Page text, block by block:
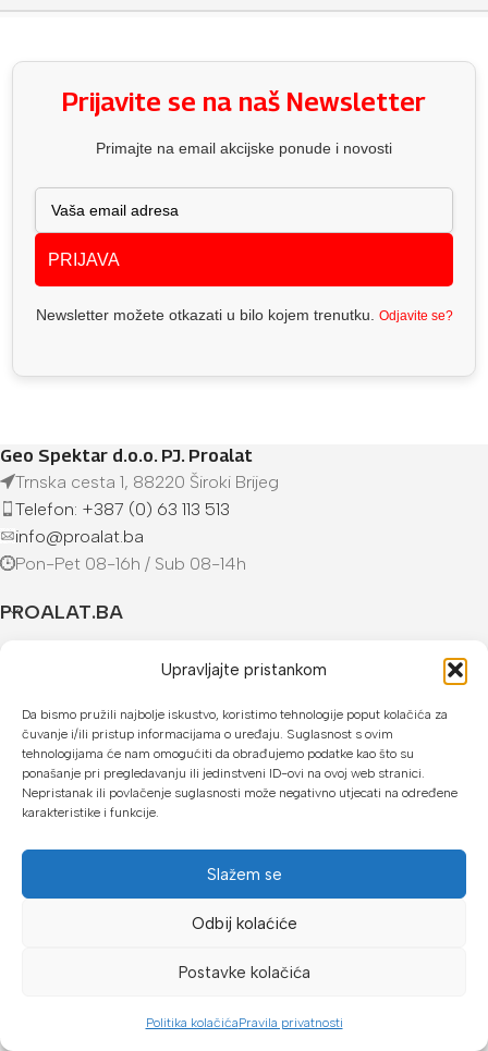
Upravljajte pristankom
Da bismo pružili najbolje iskustvo, koristimo tehnologije poput kolačića za
čuvanje i/ili pristup informacijama o uređaju. Suglasnost s ovim
tehnologijama će nam omogućiti da obrađujemo podatke kao što su
ponašanje pri pregledavanju ili jedinstveni ID-ovi na ovoj web stranici.
Nepristanak ili povlačenje suglasnosti može negativno utjecati na određene
karakteristike i funkcije.
Slažem se
Odbij kolaćiće
Postavke kolačića
Politika kolačićaPravila privatnosti
Prijavite se na naš Newsletter
Primajte na email akcijske ponude i novosti
PRIJAVA
Newsletter možete otkazati u bilo kojem trenutku. Odjavite se?
Geo Spektar d.o.o. PJ. Proalat
Trnska cesta 1, 88220 Široki Brijeg
Telefon: +387 (0) 63 113 513
info@proalat.ba
Pon-Pet 08-16h / Sub 08-14h
PROALAT.BA
UVJETI KUPOVINE
NAČINI PLAĆANJA
U našoj web trgovini možete platiti:
Kreditnim karticama jednokratno ili do 24 rate
Gotovinom prilikom preuzimanja